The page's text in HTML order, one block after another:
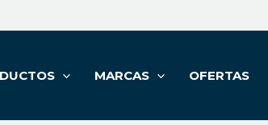
MARCAS OFERTAS